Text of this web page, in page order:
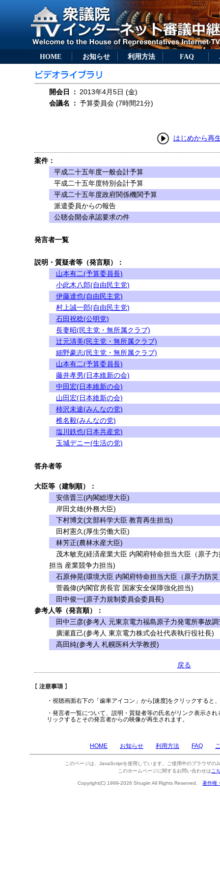
HOME お知らせ 利用方法 FAQ
開会日 ： 2013年4月5日 (金)
会議名
： 予算委員会 (7時間21分)
はじめから再
案件：
平成二十五年度一般会計予算
平成二十五年度特別会計予算
平成二十五年度政府関係機関予算
派遣委員からの報告
公聴会開会承認要求の件
発言者一覧
説明・質疑者等（発言順）：
山本有二(予算委員長)
小此木八郎(自由民主党)
伊藤達也(自由民主党)
村上誠一郎(自由民主党)
石田祝稔(公明党)
長妻昭(民主党・無所属クラブ)
辻元清美(民主党・無所属クラブ)
細野豪志(民主党・無所属クラブ)
山本有二(予算委員長)
藤井孝男(日本維新の会)
中田宏(日本維新の会)
山田宏(日本維新の会)
柿沢未途(みんなの党)
椎名毅(みんなの党)
塩川鉄也(日本共産党)
玉城デニー(生活の党)
答弁者等
大臣等（建制順）：
安倍晋三(内閣総理大臣)
岸田文雄(外務大臣)
下村博文(文部科学大臣 教育再生担当)
田村憲久(厚生労働大臣)
林芳正(農林水産大臣)
茂木敏充(経済産業大臣 内閣府特命担当大臣（原子
担当 産業競争力担当)
石原伸晃(環境大臣 内閣府特命担当大臣（原子力防災
菅義偉(内閣官房長官 国家安全保障強化担当)
田中俊一(原子力規制委員会委員長)
参考人等（発言順）：
田中三彦(参考人 元東京電力福島原子力発電所事故
廣瀬直己(参考人 東京電力株式会社代表執行役社長)
高田純(参考人 札幌医科大学教授)
戻る
・視聴画面右下の「歯車アイコン」から[速度]をクリックすると
・発言者一覧について、説明・質疑者等の氏名がリンク表示さ
リックするとその発言者からの映像が再生されます。
HOME お知らせ 利用方法 FAQ
このページは、JavaScriptを使用しています。ご使用中のブラウザの
このホームページに関するお問い合わせは こ
Copyright(C) 1999-2026 Shugiin All Rights Reserved. 著作権